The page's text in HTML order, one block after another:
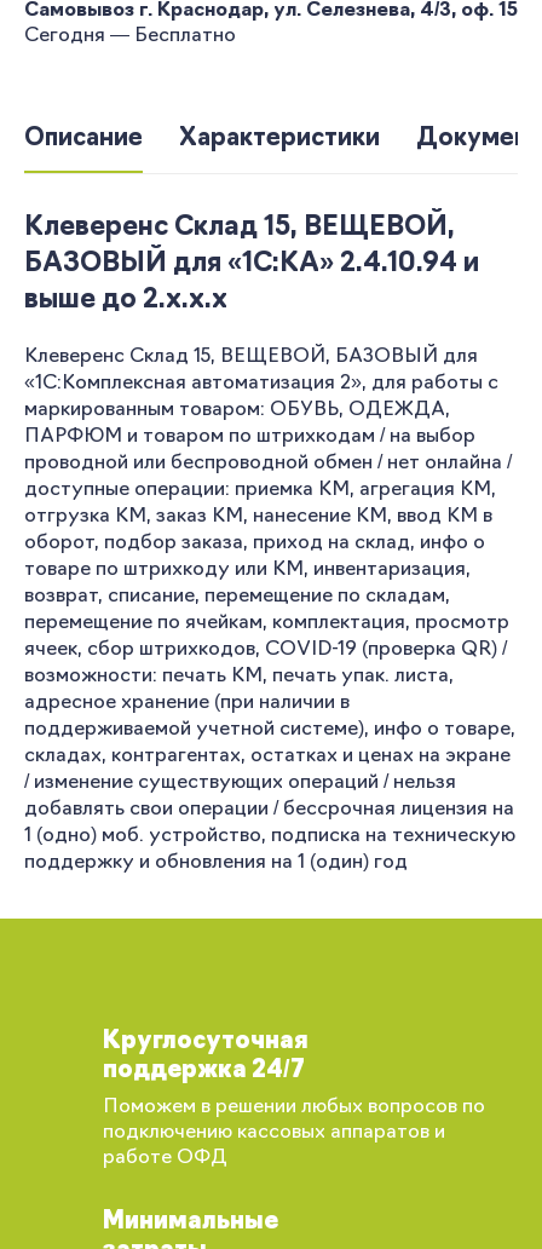
Самовывоз г. Краснодар, ул. Селезнева, 4/3, оф. 15
Сегодня — Бесплатно
Описание Характеристики
Клеверенс Склад 15, ВЕЩЕВОЙ,
БАЗОВЫЙ для «1С:КА» 2.4.10.94 и
выше до 2.x.x.x
Клеверенс Склад 15, ВЕЩЕВОЙ, БАЗОВЫЙ для
«1С:Комплексная автоматизация 2», для работы с
маркированным товаром: ОБУВЬ, ОДЕЖДА,
ПАРФЮМ и товаром по штрихкодам / на выбор
проводной или беспроводной обмен / нет онлайна /
доступные операции: приемка КМ, агрегация КМ,
отгрузка КМ, заказ КМ, нанесение КМ, ввод КМ в
оборот, подбор заказа, приход на склад, инфо о
товаре по штрихкоду или КМ, инвентаризация,
возврат, списание, перемещение по складам,
перемещение по ячейкам, комплектация, просмотр
ячеек, сбор штрихкодов, COVID-19 (проверка QR) /
возможности: печать КМ, печать упак. листа,
адресное хранение (при наличии в
поддерживаемой учетной системе), инфо о товаре,
складах, контрагентах, остатках и ценах на экране
/ изменение существующих операций / нельзя
добавлять свои операции / бессрочная лицензия на
1 (одно) моб. устройство, подписка на техническую
поддержку и обновления на 1 (один) год
Круглосуточная
поддержка 24/7
Поможем в решении любых вопросов по
подключению кассовых аппаратов и
работе ОФД
Минимальные